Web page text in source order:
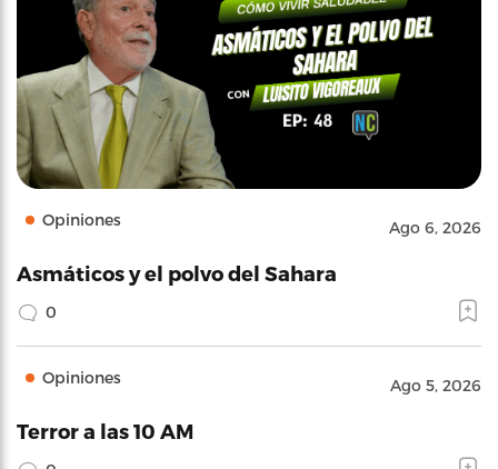
Opiniones Ago 6, 2026
Asmáticos y el polvo del Sahara
0
Opiniones Ago 5, 2026
Terror a las 10 AM